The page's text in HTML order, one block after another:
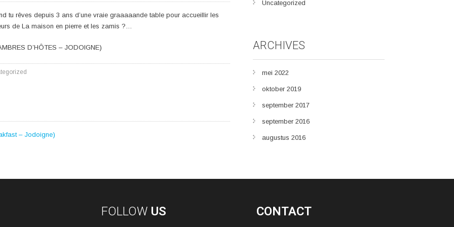
tu rêves depuis 3 ans d’une vraie graaaaande table pour accueillir les
de La maison en pierre et les zamis ?…
D’HÔTES – JODOIGNE)
– Jodoigne)
Uncategorized
ARCHIVES
mei 2022
oktober 2019
september 2017
september 2016
augustus 2016
FOLLOW US CONTACT